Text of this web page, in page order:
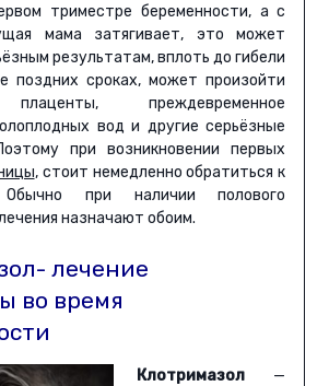
триместре беременности, а с
мама затягивает, это может
результатам, вплоть до гибели
поздних сроках, может произойти
преждевременное
вод и другие серьёзные
при возникновении первых
, стоит немедленно обратиться к
Обычно при наличии полового
назначают обоим.
лечение
во время
Клотримазол—